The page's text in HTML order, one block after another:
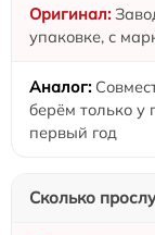
упаковке, с
берём только у
первый год
Сколько